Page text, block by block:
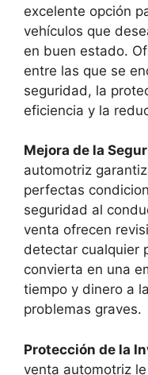
excelente opción
vehículos que
en buen estado.
entre las que se
seguridad, la
eficiencia y la
Mejora de la
automotriz
perfectas
seguridad al
venta ofrecen
detectar cualquier
convierta en una
tiempo y dinero a
problemas graves.
Protección de la
venta automotriz